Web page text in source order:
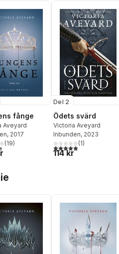
fånge
Aveyard
, 2017
5 stjärnor. Totalt antal röster:
(19)
Del 2
Ödets svärd
Victoria Aveyard
Inbunden, 2023
5,0utav 5 stjärnor.
(1)
114 kr